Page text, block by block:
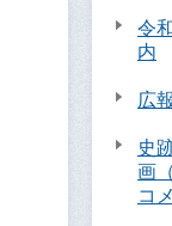
令
内
広
史
画
コ